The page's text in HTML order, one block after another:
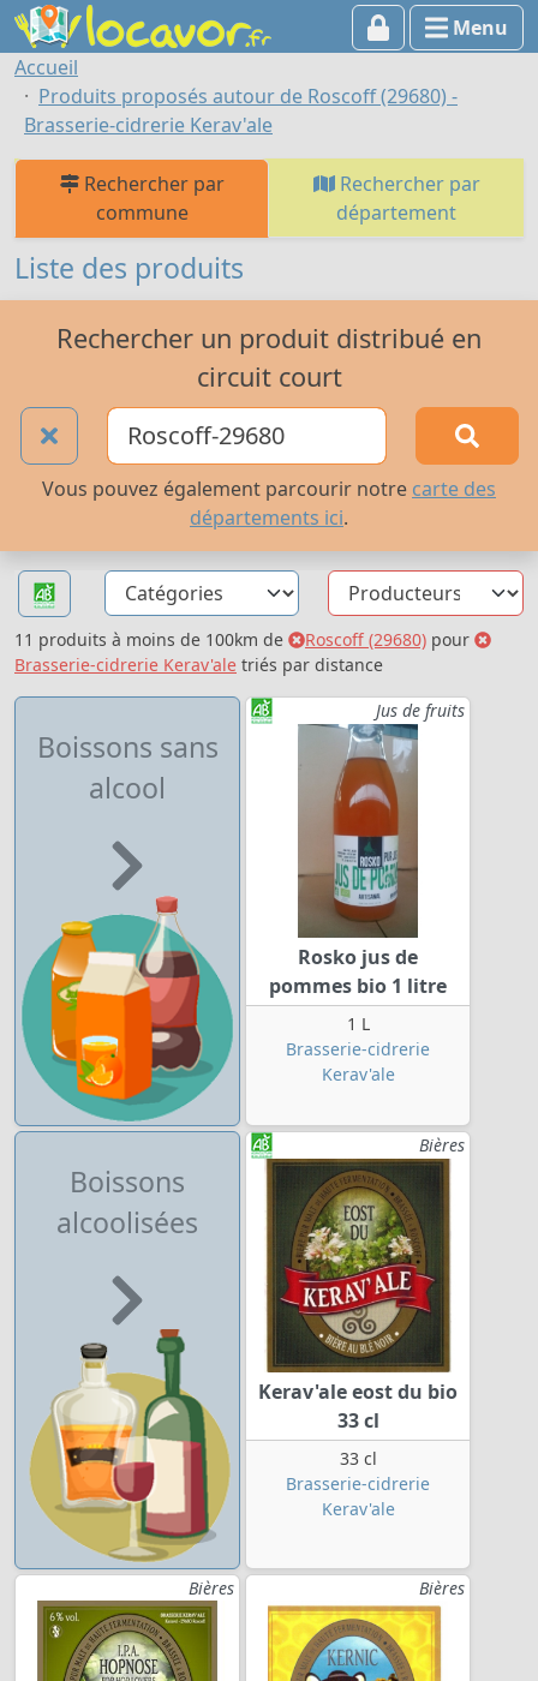
Menu
Accueil
Produits proposés autour de Roscoff (29680) -
Brasserie-cidrerie Kerav'ale
Rechercher par
commune
Rechercher par
département
Liste des produits
Rechercher un produit distribué en
circuit court
Vous pouvez également parcourir notre carte des
départements ici.
11 produits à moins de 100km de Roscoff (29680) pour
Brasserie-cidrerie Kerav'ale triés par distance
Boissons sans
alcool
Jus de fruits
Rosko jus de
pommes bio 1 litre
1 L
Brasserie-cidrerie
Kerav'ale
Boissons
alcoolisées
Bières
Kerav'ale eost du bio
33 cl
33 cl
Brasserie-cidrerie
Kerav'ale
Bières Bières